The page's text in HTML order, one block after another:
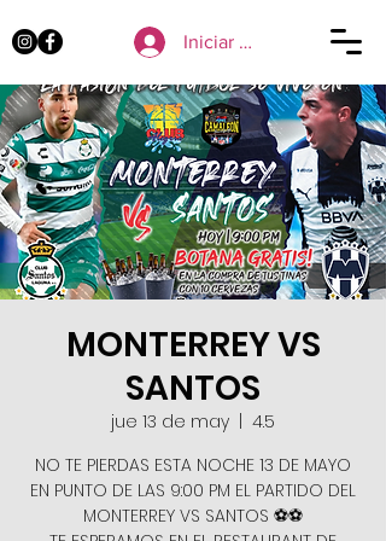
Iniciar sesión
MONTERREY VS
SANTOS
jue 13 de may
4.5
NO TE PIERDAS ESTA NOCHE 13 DE MAYO
EN PUNTO DE LAS 9:00 PM EL PARTIDO DEL
MONTERREY VS SANTOS ⚽️⚽️